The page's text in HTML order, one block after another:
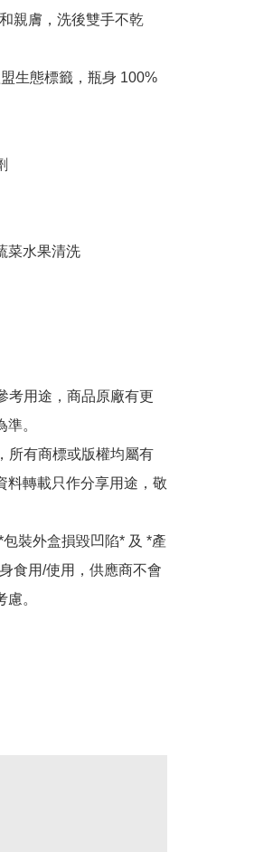
親膚，洗後雙手不乾
生態標籤，瓶身 100%
菜水果清洗
考用途，商品原廠有更
。
所有商標或版權均屬有
料轉載只作分享用途，敬
裝外盒損毀凹陷* 及 *產
食用/使用，供應商不會
。